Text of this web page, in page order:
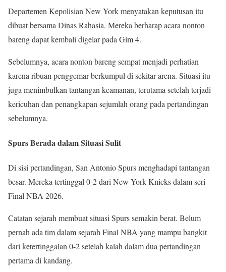
Departemen Kepolisian New York menyatakan keputusan itu
dibuat bersama Dinas Rahasia. Mereka berharap acara nonton
bareng dapat kembali digelar pada Gim 4.
Sebelumnya, acara nonton bareng sempat menjadi perhatian
karena ribuan penggemar berkumpul di sekitar arena. Situasi itu
juga menimbulkan tantangan keamanan, terutama setelah terjadi
kericuhan dan penangkapan sejumlah orang pada pertandingan
sebelumnya.
Spurs Berada dalam Situasi Sulit
Di sisi pertandingan, San Antonio Spurs menghadapi tantangan
besar. Mereka tertinggal 0-2 dari New York Knicks dalam seri
Final NBA 2026.
Catatan sejarah membuat situasi Spurs semakin berat. Belum
pernah ada tim dalam sejarah Final NBA yang mampu bangkit
dari ketertinggalan 0-2 setelah kalah dalam dua pertandingan
pertama di kandang.